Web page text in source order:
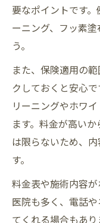
要なポイントです
ーニング、フッ素
う。
また、保険適用の
クしておくと安心
リーニングやホワ
ます。料金が高い
は限らないため、
す。
料金表や施術内容
医院も多く、電話
てくれる場合もあ